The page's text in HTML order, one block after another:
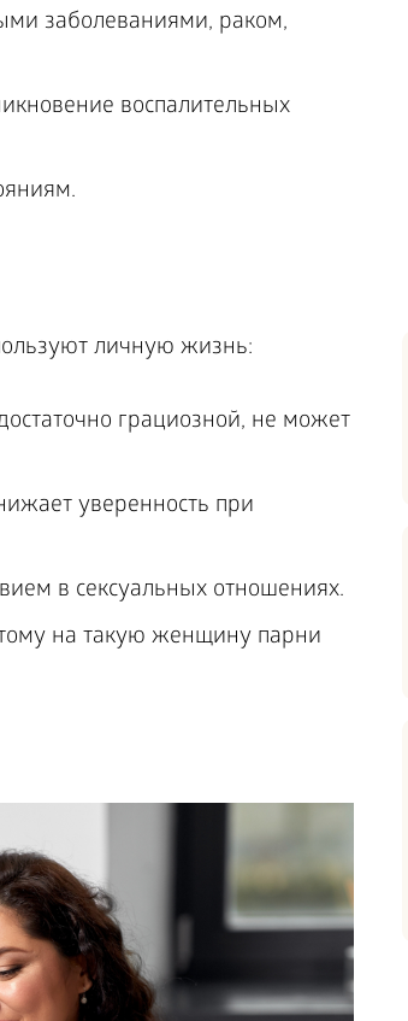
заболеваниями, раком,
воспалительных
личную жизнь:
грациозной, не может
уверенность при
в сексуальных отношениях.
на такую женщину парни